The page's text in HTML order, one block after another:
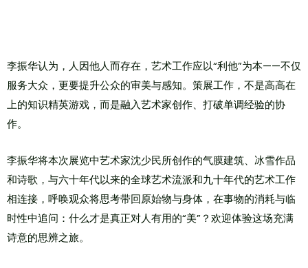
李振华认为，人因他人而存在，艺术工作应以“利他”为本——不仅
服务大众，更要提升公众的审美与感知。策展工作，不是高高在
上的知识精英游戏，而是融入艺术家创作、打破单调经验的协
作。
李振华将本次展览中艺术家沈少民所创作的气膜建筑、冰雪作品
和诗歌，与六十年代以来的全球艺术流派和九十年代的艺术工作
相连接，呼唤观众将思考带回原始物与身体，在事物的消耗与临
时性中追问：什么才是真正对人有用的“美”？欢迎体验这场充满
诗意的思辨之旅。